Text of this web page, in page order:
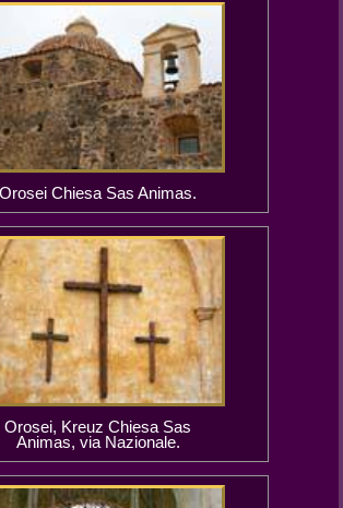
Orosei Chiesa Sas Animas.
Orosei, Kreuz Chiesa Sas
Animas, via Nazionale.